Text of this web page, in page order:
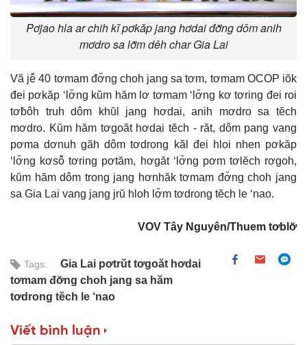
Pơjao hla ar chih kĭ pơkăp jang hơdai đơ̆ng dôm anih
mơdro sa lơ̆m dêh char Gia Lai
Vă jê̆ 40 tơmam đơ̆ng choh jang sa tơm, tơmam OCOP iŏk
đei pơkăp ‘lơ̆ng kŭm hăm lơ tơmam ‘lơ̆ng kơ tơring đei roi
tơƀôh truh dôm khŭl jang hơdai, anih mơdro sa tĕch
mơdro. Kŭm hăm tơgoăt hơdai tĕch - răt, dôm pang vang
pơma dơnuh găh dôm tơdrong kăl đei hloi nhen pơkăp
‘lơ̆ng kơsô̆ tơring pơtăm, hơgăt ‘lơ̆ng pơm tơlĕch rơgoh,
kŭm hăm dôm trong jang hơnhăk tơmam đơ̆ng choh jang
sa Gia Lai vang jang jrŭ hloh lơ̆m tơdrong tĕch le ‘nao.
VOV Tây Nguyên/Thuem tơblơ̆
Tags:
Gia Lai pơtrŭt tơgoăt hơdai
tơmam đơ̆ng choh jang sa hăm
tơdrong tĕch le ‘nao
Viết bình luận